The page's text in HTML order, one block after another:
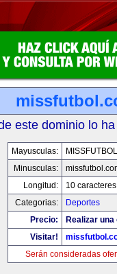
este dominio lo
Mayusculas:
Minusculas:
Longitud:
10 caracteres
Categorias:
Deportes
Precio:
Realizar
Visitar!
Serán consideradas